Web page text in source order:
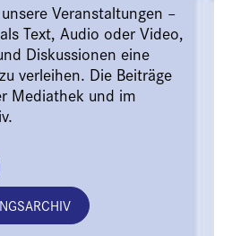
Veranstaltungen –
Text, Audio oder Video,
Diskussionen eine
verleihen. Die Beiträge
Mediathek und im